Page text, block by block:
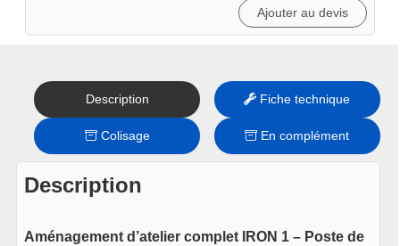
En stock
3xConnecteur et finition
(grand) – Iron
14,90 TTC
1xPanneau perforé petit –
Ajouter au devis
Description Fiche technique
Colisage En complément
Description
Aménagement d’atelier complet IRON 1 – Poste de